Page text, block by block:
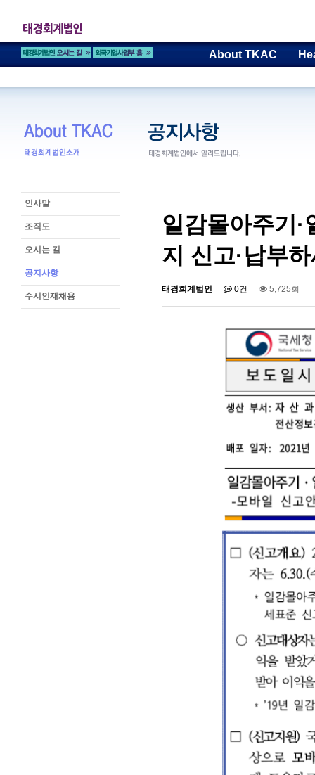
About TKAC
인사말
조직도
오시는 길
공지사항
수시인재채용
일감몰아주기
지 신고·납부
태경회계법인 0건 5,725회